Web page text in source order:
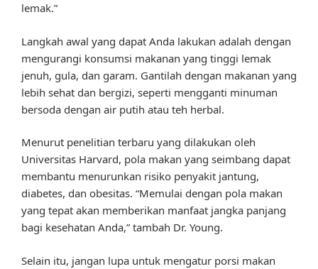
lemak.”
Langkah awal yang dapat Anda lakukan adalah dengan
mengurangi konsumsi makanan yang tinggi lemak
jenuh, gula, dan garam. Gantilah dengan makanan yang
lebih sehat dan bergizi, seperti mengganti minuman
bersoda dengan air putih atau teh herbal.
Menurut penelitian terbaru yang dilakukan oleh
Universitas Harvard, pola makan yang seimbang dapat
membantu menurunkan risiko penyakit jantung,
diabetes, dan obesitas. “Memulai dengan pola makan
yang tepat akan memberikan manfaat jangka panjang
bagi kesehatan Anda,” tambah Dr. Young.
Selain itu, jangan lupa untuk mengatur porsi makan